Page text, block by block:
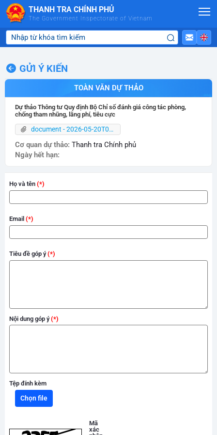
Skip to Main Content
THANH TRA CHÍNH PHỦ
The Government Inspectorate of Vietnam
GỬI Ý KIẾN
TOÀN VĂN DỰ THẢO
Dự thảo Thông tư Quy định Bộ Chỉ số đánh giá công tác phòng,
chống tham nhũng, lãng phí, tiêu cực
document - 2026-05-20T095421.770.pdf
Cơ quan dự thảo: Thanh tra Chính phủ
Ngày hết hạn:
Họ và tên
Email
Tiêu đề góp ý
Nội dung góp ý
Tệp đính kèm
Chọn file
Mã
xác